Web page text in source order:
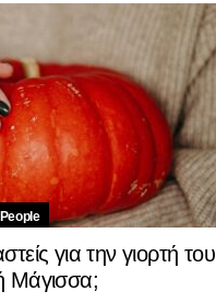
για την γιορτή του
Μάγισσα;